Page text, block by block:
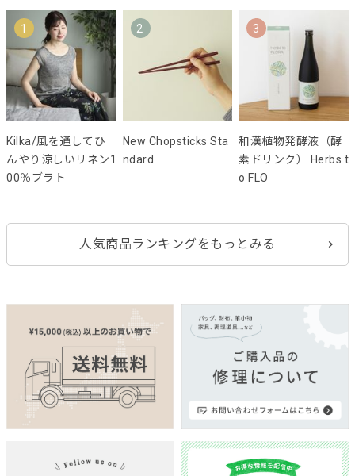
1
Kilka/風を通してひ
んやり涼しいリネン1
00％ブラト
2
New Chopsticks Sta
ndard
3
和漢植物発酵液（酵
素ドリンク） Herbs t
o FLO
人気商品ランキングをもっとみる